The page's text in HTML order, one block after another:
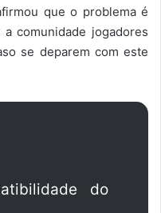
que o problema é
comunidade jogadores
se deparem com este
do